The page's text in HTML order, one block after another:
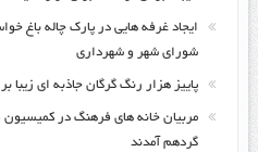
ایجاد غرفه هایی در پارک چاله باغ
شورای شهر و شهرداری
پاییز هزار رنگ گرگان جاذبه ای
مربیان خانه های فرهنگ در کمیسیون
گردهم آمدند